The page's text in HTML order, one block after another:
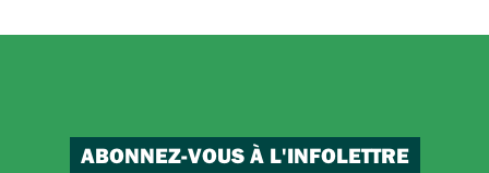
ABONNEZ-VOUS À L'INFOLETTRE